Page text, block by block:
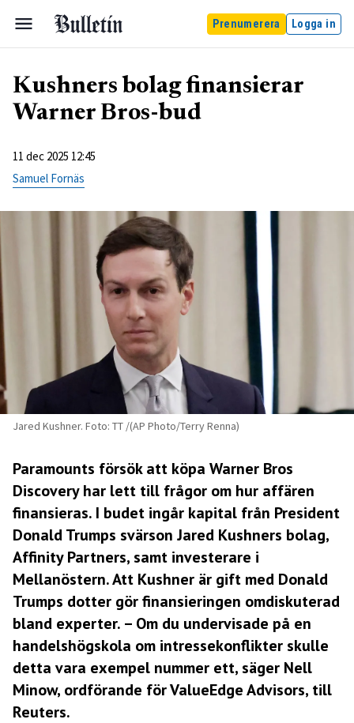
Prenumerera Logga in
Kushners bolag finansierar
Warner Bros-bud
11 dec 2025 12:45
Samuel Fornäs
Jared Kushner. Foto: TT /(AP Photo/Terry Renna)
Paramounts försök att köpa Warner Bros
Discovery har lett till frågor om hur affären
finansieras. I budet ingår kapital från President
Donald Trumps svärson Jared Kushners bolag,
Affinity Partners, samt investerare i
Mellanöstern. Att Kushner är gift med Donald
Trumps dotter gör finansieringen omdiskuterad
bland experter. – Om du undervisade på en
handelshögskola om intressekonflikter skulle
detta vara exempel nummer ett, säger Nell
Minow, ordförande för ValueEdge Advisors, till
Reuters.